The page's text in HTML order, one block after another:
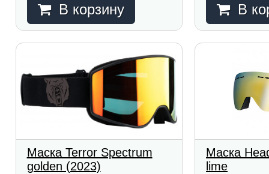
В корзину В
Маска Terror Spectrum
golden (2023)
Маска
lime